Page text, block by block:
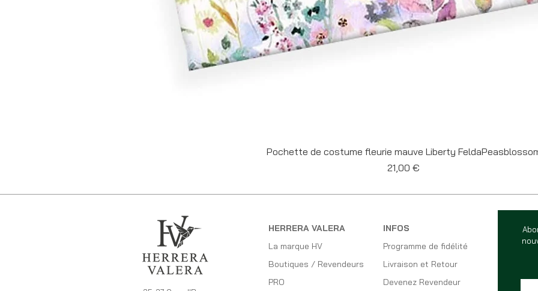
Aperçu rapide
Pochette de costume fleurie mauve Liberty
Prix
21,00 €
HERRERA VALERA
La marque HV
Boutiques / Revendeurs
PRO
INFOS
Programme de fidélité
Livraison et Retour
Devenez Revendeur